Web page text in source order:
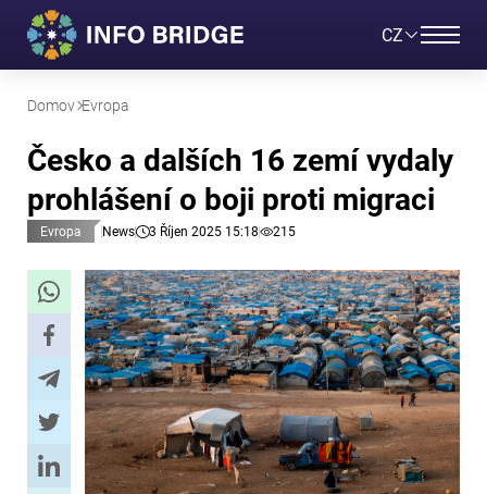
CZ
Domov Evropa
Česko a dalších 16 zemí vydaly
prohlášení o boji proti migraci
Evropa News 3 Říjen 2025 15:18 215